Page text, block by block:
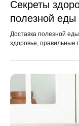
Секреты
полезной еды
Доставка полезной
здоровье, правильные